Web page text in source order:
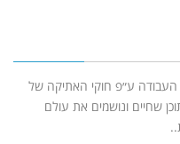
העבודה ע״פ חוקי האתיקה של
שחיים ונושמים את עולם